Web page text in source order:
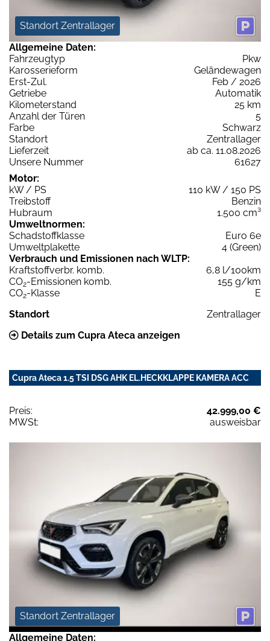
Standort Zentrallager
Allgemeine Daten:
Fahrzeugtyp
Pkw
Karosserieform
Geländewagen
Erst-Zul.
Feb / 2026
Getriebe
Automatik
Kilometerstand
25 km
Anzahl der Türen
5
Farbe
Schwarz
Standort
Zentrallager
Lieferzeit
ab ca. 11.08.2026
Unsere Nummer
61627
Motor:
kW / PS
110 kW / 150 PS
Treibstoff
Benzin
Hubraum
1.500 cm³
Umweltnormen:
Schadstoffklasse
Euro 6e
Umweltplakette
4 (Green)
Verbrauch und Emissionen nach WLTP:
Kraftstoffverbr. komb.
6,8 l/100km
CO2-Emissionen komb.
155 g/km
CO2-Klasse
E
Standort
Zentrallager
Details zum Cupra Ateca anzeigen
Cupra Ateca 1.5 TSI DSG AHK EL.HECKKLAPPE KAMERA ACC
Preis:
42.999,00 €
MWSt:
ausweisbar
Standort Zentrallager
Allgemeine Daten: